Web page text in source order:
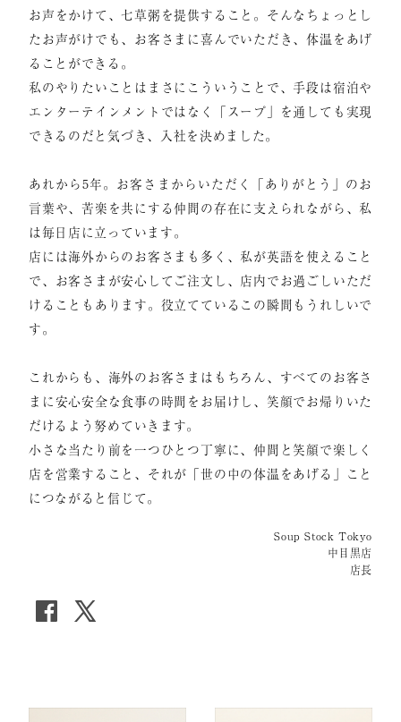
お声をかけて、七草粥を提供すること。そんなちょっとし
たお声がけでも、お客さまに喜んでいただき、体温をあげ
ることができる。
私のやりたいことはまさにこういうことで、手段は宿泊や
エンターテインメントではなく「スープ」を通しても実現
できるのだと気づき、入社を決めました。
あれから5年。お客さまからいただく「ありがとう」のお
言葉や、苦楽を共にする仲間の存在に支えられながら、私
は毎日店に立っています。
店には海外からのお客さまも多く、私が英語を使えること
で、お客さまが安心してご注文し、店内でお過ごしいただ
けることもあります。役立てているこの瞬間もうれしいで
す。
これからも、海外のお客さまはもちろん、すべてのお客さ
まに安心安全な食事の時間をお届けし、笑顔でお帰りいた
だけるよう努めていきます。
小さな当たり前を一つひとつ丁寧に、仲間と笑顔で楽しく
店を営業すること、それが「世の中の体温をあげる」こと
につながると信じて。
Soup Stock Tokyo
中目黒店
店長